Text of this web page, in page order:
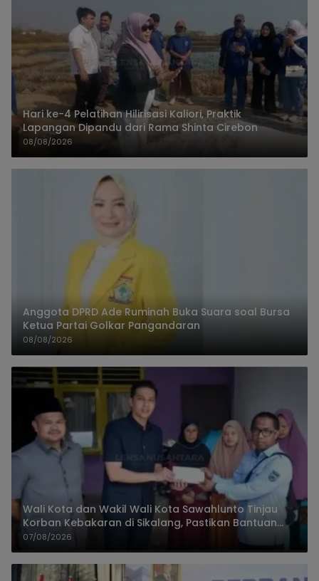
Hari ke-4 Pelatihan Hilirisasi Kaliori, Praktik
Lapangan Dipandu dari Rama Shinta Cirebon
08/08/2026
Anggota DPRD Ade Ruminah Buka Suara soal Bursa
Ketua Partai Golkar Pangandaran
08/08/2026
Wali Kota dan Wakil Wali Kota Sawahlunto Tinjau
Korban Kebakaran di Sikalang, Pastikan Bantuan
dan Perkuat Mitigasi Bencana
07/08/2026